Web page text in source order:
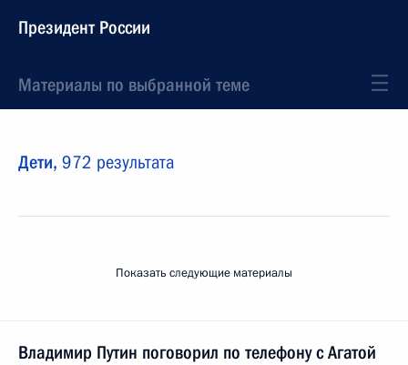
Президент России
Материалы по выбранной теме
Дети, 972 результата
Показать следующие материалы
Владимир Путин поговорил по телефону с Агатой